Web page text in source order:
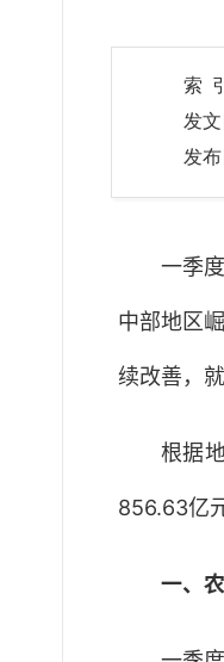
索
发
发
一季
中部地区
续改善，
根据
856.63亿
一、